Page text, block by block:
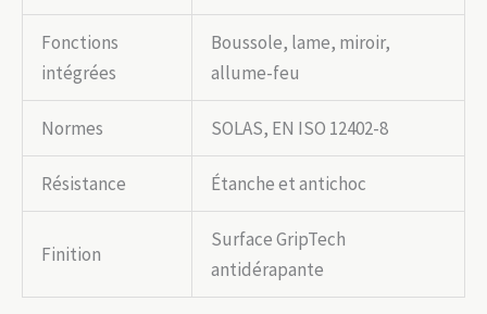
Fonctions
intégrées
Boussole, lame, miroir,
allume-feu
Normes SOLAS, EN ISO 12402-8
Résistance Étanche et antichoc
Finition
Surface GripTech
antidérapante